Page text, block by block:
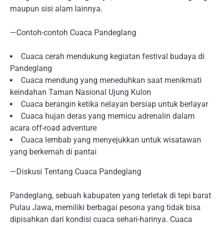
maupun sisi alam lainnya.
—Contoh-contoh Cuaca Pandeglang
Cuaca cerah mendukung kegiatan festival budaya di
Pandeglang
Cuaca mendung yang meneduhkan saat menikmati
keindahan Taman Nasional Ujung Kulon
Cuaca berangin ketika nelayan bersiap untuk berlayar
Cuaca hujan deras yang memicu adrenalin dalam
acara off-road adventure
Cuaca lembab yang menyejukkan untuk wisatawan
yang berkemah di pantai
—Diskusi Tentang Cuaca Pandeglang
Pandeglang, sebuah kabupaten yang terletak di tepi barat
Pulau Jawa, memiliki berbagai pesona yang tidak bisa
dipisahkan dari kondisi cuaca sehari-harinya. Cuaca